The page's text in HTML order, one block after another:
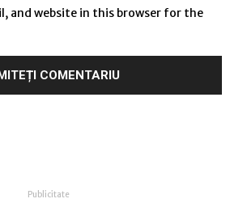
and website in this browser for the
Publicitate